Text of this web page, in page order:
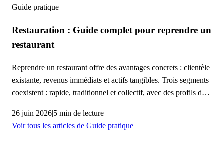
Guide pratique
Restauration : Guide complet pour reprendre un
restaurant
Reprendre un restaurant offre des avantages concrets : clientèle
existante, revenus immédiats et actifs tangibles. Trois segments
coexistent : rapide, traditionnel et collectif, avec des profils de
diligence rigoureuse (bail, licences, hygiène, rentabilité réelle)
et une intégration soignée pour préserver l’équipe et la
26 juin 2026|5 min de lecture
Voir tous les articles de Guide pratique